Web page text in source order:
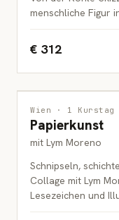
menschliche Figur
€ 312
INTERDISZIPLINÄR
ERWACHSENE
Wien · 1
Papierkunst
mit Lym Moreno
Schnipseln,
Collage mit Lym
Lesezeichen und